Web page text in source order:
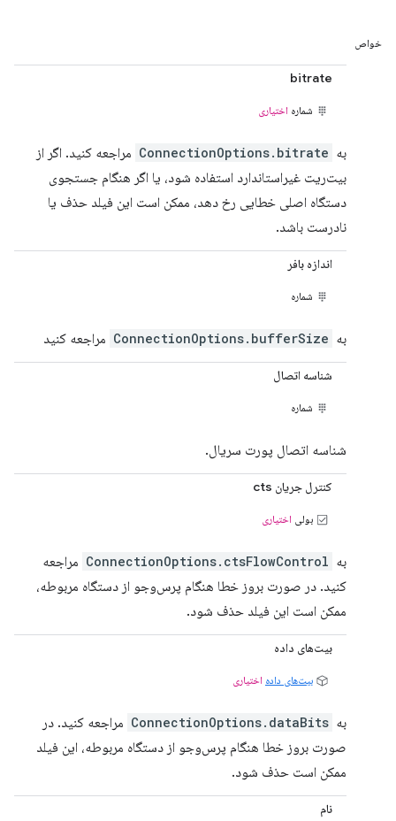
خواص
bitrate
شماره اختیاری
به ConnectionOptions.bitrate مراجعه کنید. اگر از
بیت‌ریت غیراستاندارد استفاده شود، یا اگر هنگام جستجوی
دستگاه اصلی خطایی رخ دهد، ممکن است این فیلد حذف یا
نادرست باشد.
اندازه بافر
شماره
به ConnectionOptions.bufferSize مراجعه کنید
شناسه اتصال
شماره
شناسه اتصال پورت سریال.
کنترل جریان cts
بولی اختیاری
به ConnectionOptions.ctsFlowControl مراجعه
کنید. در صورت بروز خطا هنگام پرس‌وجو از دستگاه مربوطه،
ممکن است این فیلد حذف شود.
بیت‌های داده
بیت‌های داده اختیاری
به ConnectionOptions.dataBits مراجعه کنید. در
صورت بروز خطا هنگام پرس‌وجو از دستگاه مربوطه، این فیلد
ممکن است حذف شود.
نام